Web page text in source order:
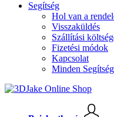
Segítség
Hol van a
Visszaküldés
Szállítási
Fizetési módok
Kapcsolat
Minden